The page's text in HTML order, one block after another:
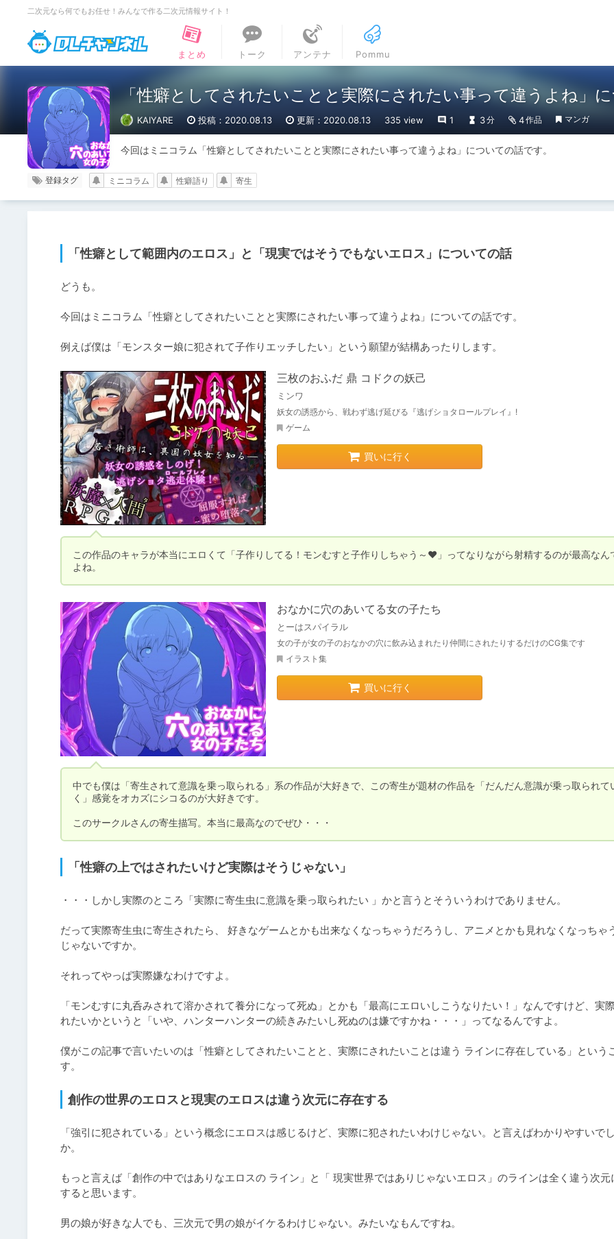
二次元なら何でもお任せ！みんなで作る二次元情報サイト！
DLチャンネル
まとめ
トーク アンテナ Pommu
「性癖としてされたいことと実際にされたい事って違うよね」
KAIYARE 投稿：2020.08.13 更新：2020.08.13 335 view 1 3分 4作品 マンガ
今回はミニコラム「性癖としてされたいことと実際にされたい事って違うよね」についての話です。
登録タグ ミニコラム 性癖語り 寄生
「性癖として範囲内のエロス」と「現実ではそうでもないエロス」についての話
どうも。
今回はミニコラム「性癖としてされたいことと実際にされたい事って違うよね」についての話です。
三枚のおふだ 鼎 コドクの妖己
ミンワ
妖女の誘惑から、戦わず逃げ延びる『逃げショタロールプレイ』!
ゲーム
買いに行く
この作品のキャラが本当にエロくて「子作りしてる！モンむすと子作りしちゃう～♥」ってなりながら射精するのが最高なん
よね。
おなかに穴のあいてる女の子たち
とーはスパイラル
女の子が女の子のおなかの穴に飲み込まれたり仲間にされたりするだけのCG集です
イラスト集
買いに行く
中でも僕は「寄生されて意識を乗っ取られる」系の作品が大好きで、この寄生が題材の作品を「だんだん意識が乗っ取られて
く」感覚をオカズにシコるのが大好きです。
「性癖の上ではされたいけど実際はそうじゃない」
・・・しかし実際のところ「実際に寄生虫に意識を乗っ取られたい 」かと言うとそういうわけでありません。
だって実際寄生虫に寄生されたら、 好きなゲームとかも出来なくなっちゃうだろうし、アニメとかも見れなくなっちゃ
じゃないですか。
それってやっぱ実際嫌なわけですよ。
「モンむすに丸呑みされて溶かされて養分になって死ぬ」とかも「最高にエロいしこうなりたい！」なんですけど、実
れたいかというと「いや、ハンターハンターの続きみたいし死ぬのは嫌ですかね・・・」ってなるんですよ。
僕がこの記事で言いたいのは「性癖としてされたいことと、実際にされたいことは違う ラインに存在している」という
創作の世界のエロスと現実のエロスは違う次元に存在する
「強引に犯されている」という概念にエロスは感じるけど、実際に犯されたいわけじゃない。と言えばわかりやすいで
か。
もっと言えば「創作の中ではありなエロスの ライン」と「 現実世界ではありじゃないエロス」のラインは全く違う次元
すると思います。